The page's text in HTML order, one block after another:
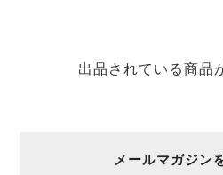
出品されている商品
メールマガジン